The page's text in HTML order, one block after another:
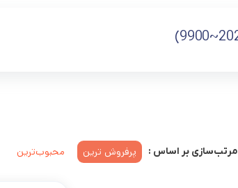
مرتب‌سازی بر اساس : پرفروش ترین محبوب‌ترین